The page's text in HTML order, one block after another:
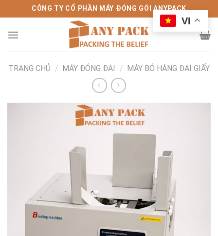
qua
nội
CÔNG TY CỔ PHẦN MÁY ĐÓNG GÓI ANYPACK
TRANG CHỦ / MÁY ĐÓNG ĐAI / MÁY BÓ HÀNG ĐAI GIẤY
VI